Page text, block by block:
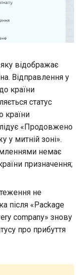
відображає
Відправлення у
країни
статус
країни
«Продовжено
у митній зоні».
немає
призначення;
не
після «Package
company» знову
про прибуття